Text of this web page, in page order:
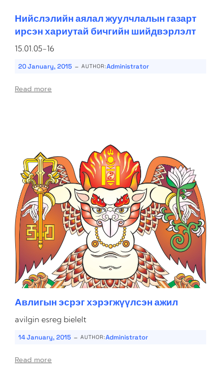
Нийслэлийн аялал жуулчлалын газарт
ирсэн хариутай бичгийн шийдвэрлэлт
15.01.05-16
20 January, 2015 - AUTHOR:Administrator
Read more
Авлигын эсрэг хэрэгжүүлсэн ажил
avilgin esreg bielelt
14 January, 2015 - AUTHOR:Administrator
Read more